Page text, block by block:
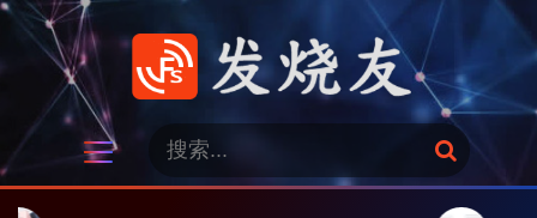
跳
发烧友
：
搜
索